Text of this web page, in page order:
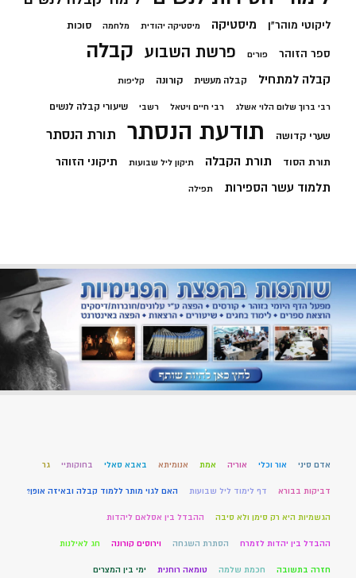
ליקוטי מוהר"ן מיסטיקה מיסטיקה יהודית מלחמה סוכות
ספר הזוהר פורים פרשת השבוע קבלה
קבלה למתחיל קבלה מעשית קורונה קליפות
רבי ברוך שלום הלוי אשלג רבי חיים ויטאל רשבי שיעורי קבלה לנשים
שערי קדושה תודעת הנסתר תורת הנסתר
תורת הסוד תורת הקבלה תיקון ליל שבועות תיקוני הזוהר
תלמוד עשר הספירות תפילה
אדם סיני אור וכלי אוריה אמת אנומיתא באבא סאלי בחוקותיי גר
דביקות בבורא דף לימוד ליל שבועות האם לגוי מותר ללמוד קבלה ובאיזה אופן?
הגשמיות היא רק סימן ולא סיבה ההבדל בין אסלאם ליהדות
ההבדל בין יהדות לזמרח הסתרת השגחה וירוסים קורונה חג לאילנות
חזרה בתשובה חכמת שלמה טומאה רוחנית ימי בין המצרים